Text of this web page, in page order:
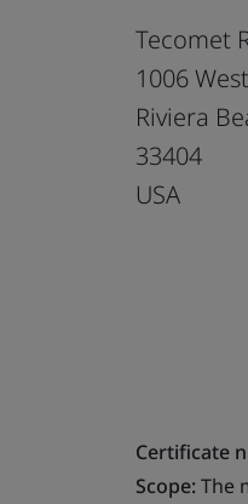
Tecomet
1006
Riviera
33404
USA
Certificate
Scope:The